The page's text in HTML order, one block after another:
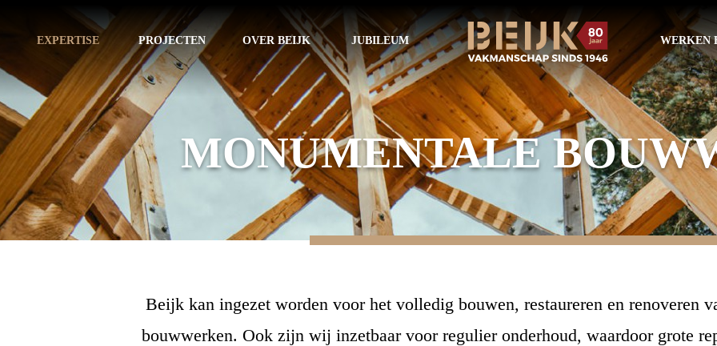
EXPERTISE PROJECTEN OVER BEIJK JUBILEUM WERKEN
MONUMENTALE
Beijk kan ingezet worden voor het volledig bouwen, restaureren en renoveren
bouwwerken. Ook zijn wij inzetbaar voor regulier onderhoud, waardoor grote